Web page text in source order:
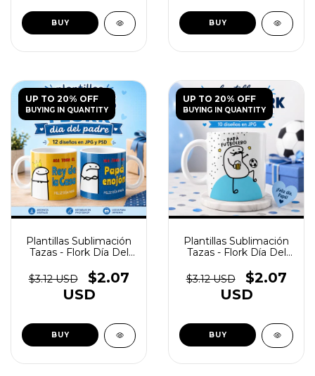
UP TO 20% OFF
BUYING IN QUANTITY
Plantillas Sublimación
Tazas - Flork Día Del
(copia) - (copia) -
(copia)
$3.12 USD
$2.07
USD
UP TO 20% OFF
BUYING IN QUANTITY
Plantillas Sublimación
Tazas - Flork Día Del
(copia) - (copia)
$3.12 USD
$2.07
USD